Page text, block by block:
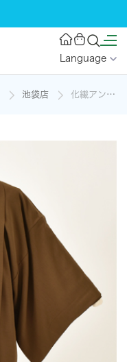
Language
池袋店 化繊アンサンブル(黄土色)の着物レンタル